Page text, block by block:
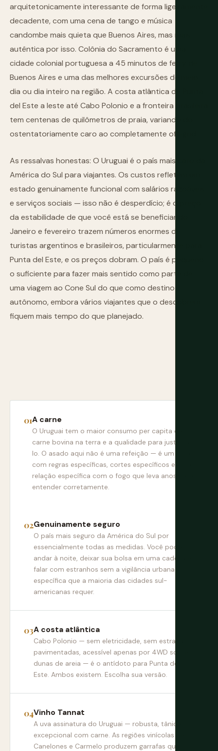
arquitetonicamente interessante de forma ligeiramente
decadente, com uma cena de tango e música
candombe mais quieta que Buenos Aires, mas mais
autêntica por isso. Colônia do Sacramento é uma
cidade colonial portuguesa a 45 minutos de ferry de
Buenos Aires e uma das melhores excursões de meio
dia ou dia inteiro na região. A costa atlântica de Punta
del Este a leste até Cabo Polonio e a fronteira brasileira
tem centenas de quilômetros de praia, variando do
ostentatoriamente caro ao completamente off-grid.
As ressalvas honestas: O Uruguai é o país mais caro da
América do Sul para viajantes. Os custos refletem um
estado genuinamente funcional com salários razoáveis
e serviços sociais — isso não é desperdício; é o preço
da estabilidade de que você está se beneficiando.
Janeiro e fevereiro trazem números enormes de
turistas argentinos e brasileiros, particularmente para
Punta del Este, e os preços dobram. O país é pequeno
o suficiente para fazer mais sentido como parte de
uma viagem ao Cone Sul do que como destino
autônomo, embora vários viajantes que o descobrem
fiquem mais tempo do que planejado.
A carne
O Uruguai tem o maior consumo per capita de
carne bovina na terra e a qualidade para justificá-
lo. O asado aqui não é uma refeição — é um ritual
com regras específicas, cortes específicos e uma
relação específica com o fogo que leva anos para
entender corretamente.
Genuinamente seguro
O país mais seguro da América do Sul por
essencialmente todas as medidas. Você pode
andar à noite, deixar sua bolsa em uma cadeira e
falar com estranhos sem a vigilância urbana
específica que a maioria das cidades sul-
americanas requer.
A costa atlântica
Cabo Polonio — sem eletricidade, sem estradas
pavimentadas, acessível apenas por 4WD sobre
dunas de areia — é o antídoto para Punta del
Este. Ambos existem. Escolha sua versão.
Vinho Tannat
A uva assinatura do Uruguai — robusta, tânica,
excepcional com carne. As regiões vinícolas de
Canelones e Carmelo produzem garrafas que